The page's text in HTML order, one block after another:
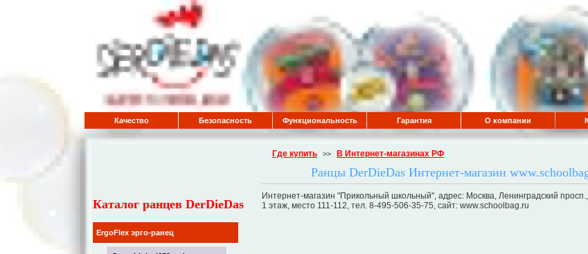
Качество Безопасность Функциональность Гарантия О компании
Каталог ранцев DerDieDas
ErgoFlex эрго-ранец
Где купить >> В Интернет-магазинах РФ
Ранцы DerDieDas Интернет-магазин
Интернет-магазин "Прикольный школьный", адрес: Москва, Ленинградский
1 этаж, место 111-112, тел. 8-495-506-35-75, сайт: www.schoolbag.ru